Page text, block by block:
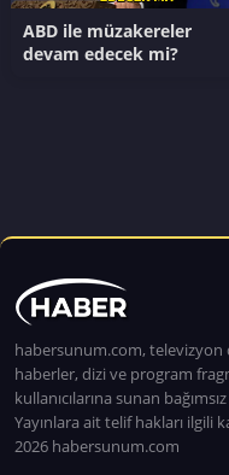
ABD ile müzakereler
devam edecek mi?
habersunum.com, televizyon
haberler, dizi ve program
kullanıcılarına sunan
Yayınlara ait telif hakları ilgili
2026 habersunum.com